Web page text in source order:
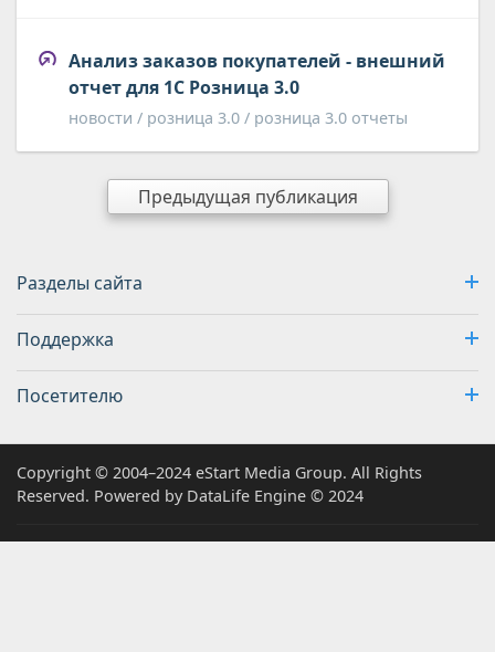
Анализ заказов покупателей - внешний
отчет для 1С Розница 3.0
новости / розница 3.0 / розница 3.0 отчеты
Предыдущая публикация
Разделы сайта
Поддержка
Посетителю
Copyright © 2004–2024 eStart Media Group. All Rights
Reserved. Powered by DataLife Engine © 2024